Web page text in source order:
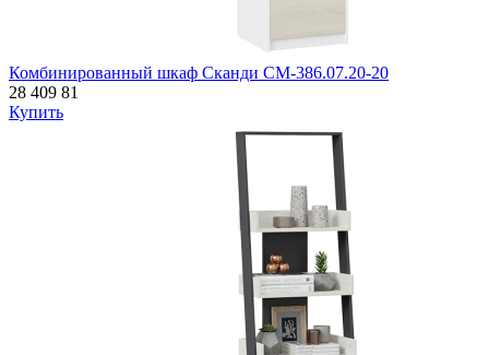
Комбинированный шкаф Сканди СМ-386.07.20-20
28 409 81
Купить